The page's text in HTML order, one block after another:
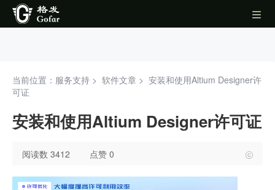
当前位置：服务支持 > 软件文章 > 安装和使用Altium Designer许
可证
安装和使用Altium Designer许可证
阅读数 3412 点赞 0